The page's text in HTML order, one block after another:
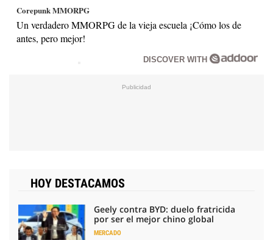
Corepunk MMORPG
Un verdadero MMORPG de la vieja escuela ¡Cómo los de
antes, pero mejor!
DISCOVER WITH
HOY DESTACAMOS
Geely contra BYD: duelo fratricida
por ser el mejor chino global
MERCADO